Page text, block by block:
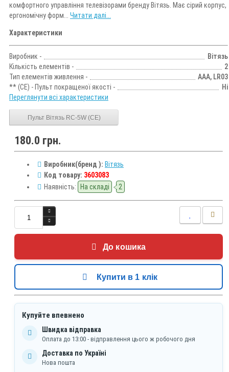
комфортного управління телевізорами бренду Вітязь. Має сірий корпус,
ергономічну форм... Читати далі...
Характеристики
Виробник -
Вітязь
Кількість елементів -
2
Тип елементів живлення -
AAA, LR03
** (CE) - Пульт покращеної якості -
Ні
Переглянути всі характеристики
Пульт Вітязь RC-5W (CE)
180.0 грн.
Виробник(бренд ): Вітязь
Код товару: 3603083
Наявність:
На складі 2
До кошика
Купити в 1 клік
Купуйте впевнено
Швидка відправка
Оплата до 13:00 - відправлення цього ж робочого дня
Доставка по Україні
Нова пошта